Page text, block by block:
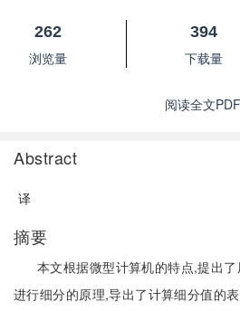
262
浏览量
394
下载量
阅读全文PDF
Abstract
译
摘要
本文根据微型计算机的特点,提出
进行细分的原理,导出了计算细分值的